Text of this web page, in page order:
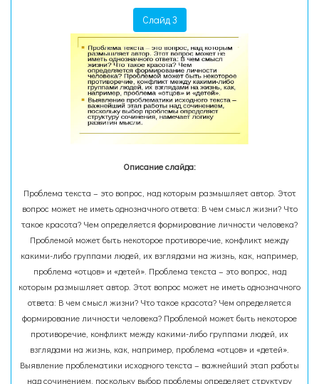
Слайд 3
Описание слайда:
Проблема текста – это вопрос, над которым размышляет автор. Этот
вопрос может не иметь однозначного ответа: В чем смысл жизни? Что
такое красота? Чем определяется формирование личности человека?
Проблемой может быть некоторое противоречие, конфликт между
какими-либо группами людей, их взглядами на жизнь, как, например,
проблема «отцов» и «детей». Проблема текста – это вопрос, над
которым размышляет автор. Этот вопрос может не иметь однозначного
ответа: В чем смысл жизни? Что такое красота? Чем определяется
формирование личности человека? Проблемой может быть некоторое
противоречие, конфликт между какими-либо группами людей, их
взглядами на жизнь, как, например, проблема «отцов» и «детей».
Выявление проблематики исходного текста – важнейший этап работы
над сочинением, поскольку выбор проблемы определяет структуру